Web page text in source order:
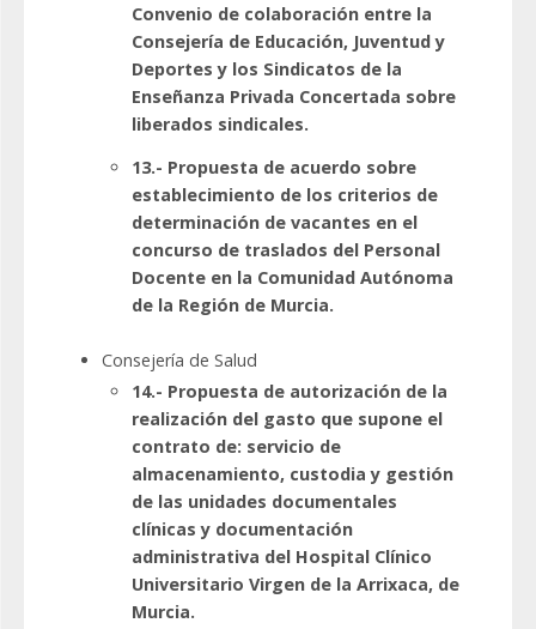
Convenio de colaboración entre la
Consejería de Educación, Juventud y
Deportes y los Sindicatos de la
Enseñanza Privada Concertada sobre
liberados sindicales.
13.- Propuesta de acuerdo sobre
establecimiento de los criterios de
determinación de vacantes en el
concurso de traslados del Personal
Docente en la Comunidad Autónoma
de la Región de Murcia.
Consejería de Salud
14.- Propuesta de autorización de la
realización del gasto que supone el
contrato de: servicio de
almacenamiento, custodia y gestión
de las unidades documentales
clínicas y documentación
administrativa del Hospital Clínico
Universitario Virgen de la Arrixaca, de
Murcia.